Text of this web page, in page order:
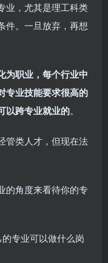
业，尤其是理工科类
件。一旦放弃，再想
为职业，每个行业中
专业技能要求很高的
以跨专业就业的。
管类人才，但现在法
的角度来看待你的专
专业可以做什么岗